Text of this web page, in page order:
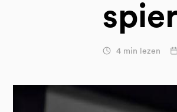
4 min lezen